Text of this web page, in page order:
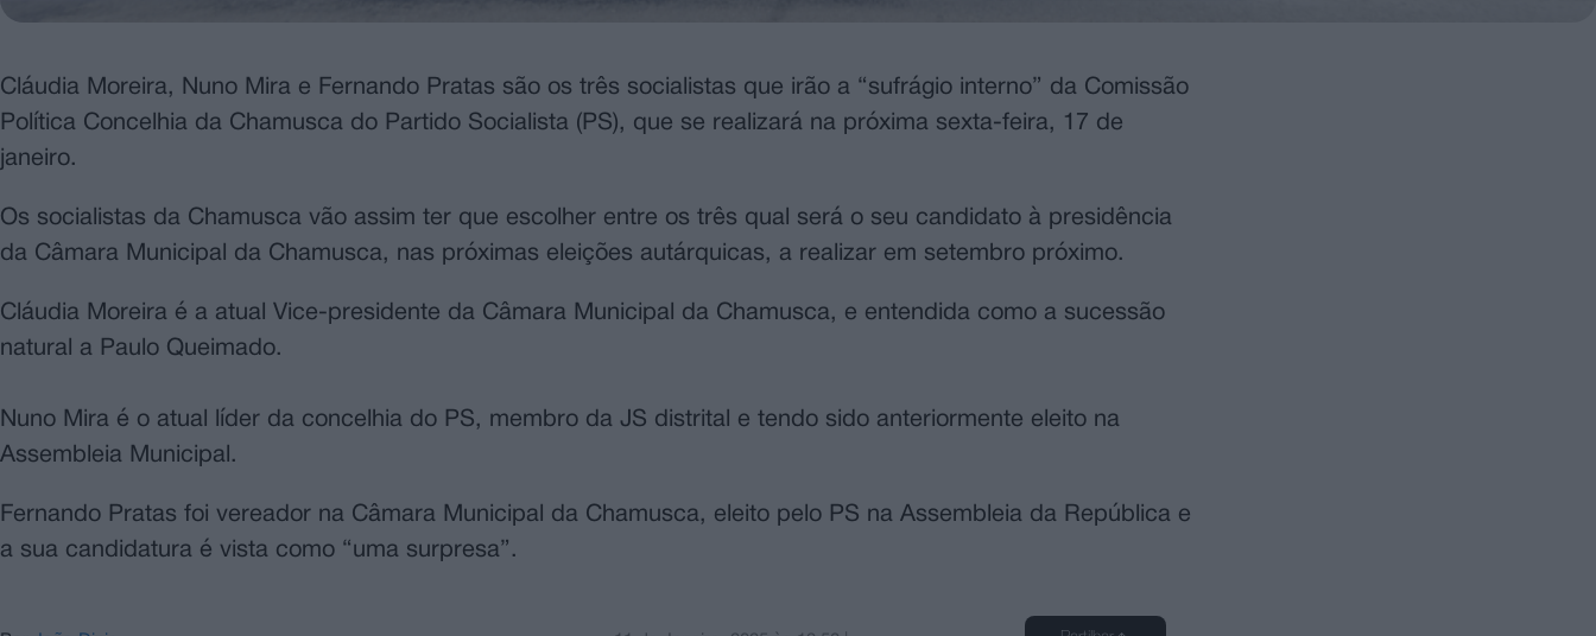
Cláudia Moreira, Nuno Mira e Fernando Pratas são os três socialistas que irão a “sufrágio interno” da Comissão
Política Concelhia da Chamusca do Partido Socialista (PS), que se realizará na próxima sexta-feira, 17 de
janeiro.
Os socialistas da Chamusca vão assim ter que escolher entre os três qual será o seu candidato à presidência
da Câmara Municipal da Chamusca, nas próximas eleições autárquicas, a realizar em setembro próximo.
Cláudia Moreira é a atual Vice-presidente da Câmara Municipal da Chamusca, e entendida como a sucessão
natural a Paulo Queimado.
Nuno Mira é o atual líder da concelhia do PS, membro da JS distrital e tendo sido anteriormente eleito na
Assembleia Municipal.
Fernando Pratas foi vereador na Câmara Municipal da Chamusca, eleito pelo PS na Assembleia da República e
a sua candidatura é vista como “uma surpresa”.